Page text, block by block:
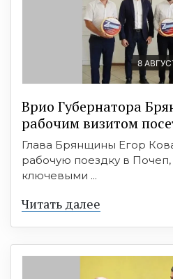
8
Врио Губернатора
рабочим визитом
Глава Брянщины Егор
рабочую поездку в
ключевыми ...
Читать далее